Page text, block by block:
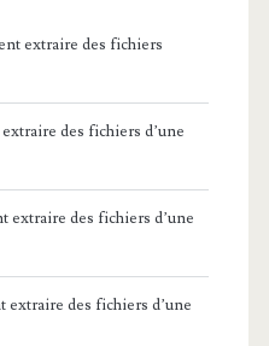
extraire des fichiers
des fichiers d’une
extraire des fichiers d’une
extraire des fichiers d’une